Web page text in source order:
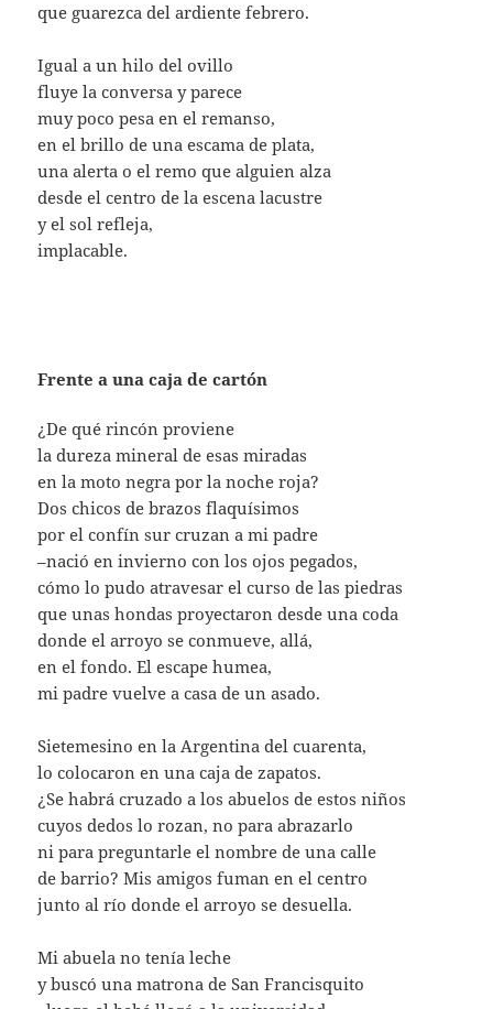
que guarezca del ardiente febrero.
Igual a un hilo del ovillo
fluye la conversa y parece
muy poco pesa en el remanso,
en el brillo de una escama de plata,
una alerta o el remo que alguien alza
desde el centro de la escena lacustre
y el sol refleja,
implacable.
Frente a una caja de cartón
¿De qué rincón proviene
la dureza mineral de esas miradas
en la moto negra por la noche roja?
Dos chicos de brazos flaquísimos
por el confín sur cruzan a mi padre
–nació en invierno con los ojos pegados,
cómo lo pudo atravesar el curso de las piedras
que unas hondas proyectaron desde una coda
donde el arroyo se conmueve, allá,
en el fondo. El escape humea,
mi padre vuelve a casa de un asado.
Sietemesino en la Argentina del cuarenta,
lo colocaron en una caja de zapatos.
¿Se habrá cruzado a los abuelos de estos niños
cuyos dedos lo rozan, no para abrazarlo
ni para preguntarle el nombre de una calle
de barrio? Mis amigos fuman en el centro
junto al río donde el arroyo se desuella.
Mi abuela no tenía leche
y buscó una matrona de San Francisquito